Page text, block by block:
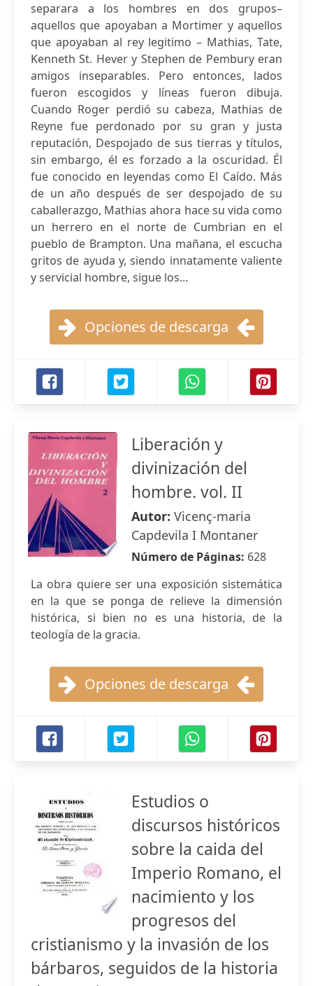
separara a los hombres en dos grupos–
aquellos que apoyaban a Mortimer y aquellos
que apoyaban al rey legitimo – Mathias, Tate,
Kenneth St. Hever y Stephen de Pembury eran
amigos inseparables. Pero entonces, lados
fueron escogidos y líneas fueron dibuja.
Cuando Roger perdió su cabeza, Mathias de
Reyne fue perdonado por su gran y justa
reputación, Despojado de sus tierras y títulos,
sin embargo, él es forzado a la oscuridad. Él
fue conocido en leyendas como El Caído. Más
de un año después de ser despojado de su
caballerazgo, Mathias ahora hace su vida como
un herrero en el norte de Cumbrian en el
pueblo de Brampton. Una mañana, el escucha
gritos de ayuda y, siendo innatamente valiente
y servicial hombre, sigue los...
Opciones de descarga
Liberación y
divinización del
hombre. vol. II
Autor: Vicenç-maria
Capdevila I Montaner
Número de Páginas: 628
La obra quiere ser una exposición sistemática
en la que se ponga de relieve la dimensión
histórica, si bien no es una historia, de la
teología de la gracia.
Opciones de descarga
Estudios o
discursos históricos
sobre la caida del
Imperio Romano, el
nacimiento y los
progresos del
cristianismo y la invasión de los
bárbaros, seguidos de la historia